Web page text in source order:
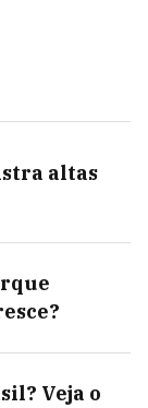
altas
Veja o